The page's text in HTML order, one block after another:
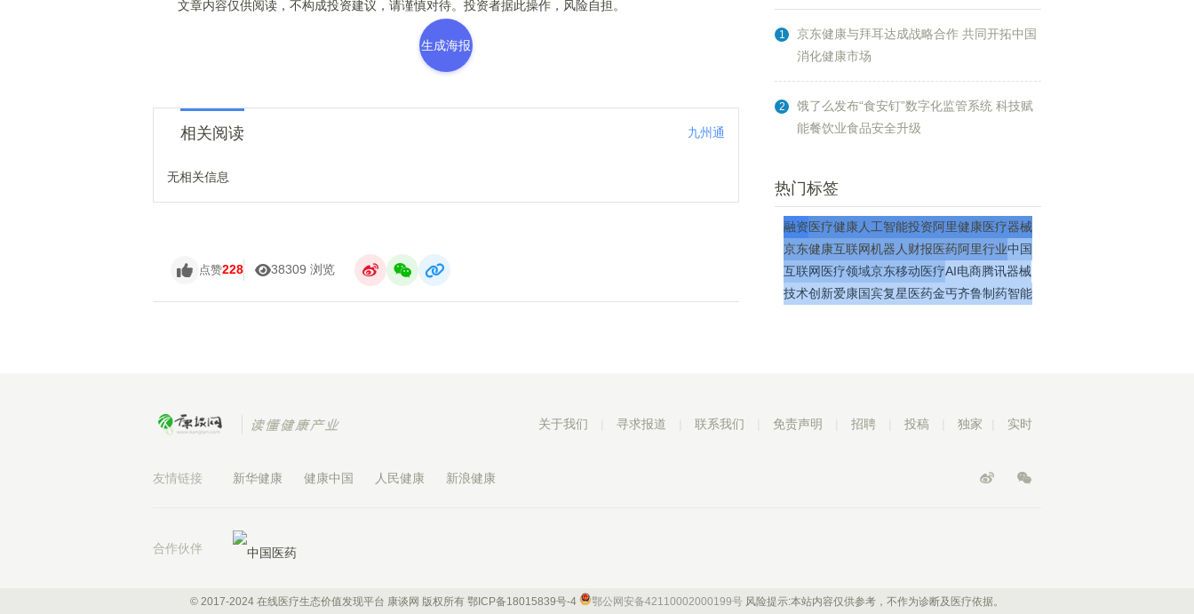
文章内容仅供阅读，不构成投资建议，请谨慎对待。投资者据此操作，风险自担。
生成海报
相关阅读 九州通
无相关信息
点赞228 38309 浏览
1
京东健康与拜耳达成战略合作 共同开拓中国
消化健康市场
2
饿了么发布“食安钉”数字化监管系统 科技赋
能餐饮业食品安全升级
热门标签
融资医疗健康人工智能投资阿里健康医疗器械
京东健康互联网机器人 财报医药阿里行业中国
互联网医疗领域京东移动医疗AI电商腾讯器械
技术创新爱康国宾复星医药金丐齐鲁制药智能
关于我们 寻求报道 联系我们 免责声明 招聘 投稿 独家 实时
友情链接 新华健康 健康中国 人民健康 新浪健康
合作伙伴
© 2017-2024 在线医疗生态价值发现平台 康谈网 版权所有 鄂ICP备18015839号-4 鄂公网安备42110002000199号 风险提示:本站内容仅供参考，不作为诊断及医疗依据。